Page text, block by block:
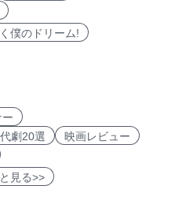
僕のドリーム!
劇20選
映画レビュー
る>>